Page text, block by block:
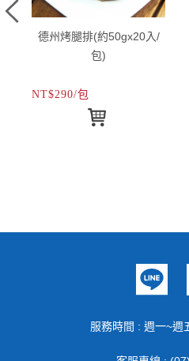
德州烤腿排(約50gx20入/
包)
NT$290/包
服務時間 : 週一~週